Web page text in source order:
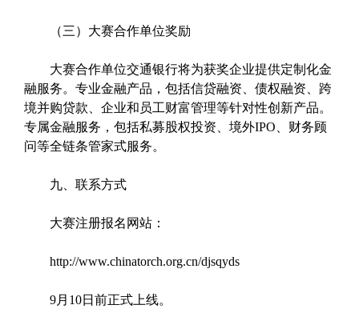
（三）大赛合作单位奖励
大赛合作单位交通银行将为获奖企业提供定制化金
融服务。专业金融产品，包括信贷融资、债权融资、跨
境并购贷款、企业和员工财富管理等针对性创新产品。
专属金融服务，包括私募股权投资、境外IPO、财务顾
问等全链条管家式服务。
九、联系方式
大赛注册报名网站：
http://www.chinatorch.org.cn/djsqyds
9月10日前正式上线。